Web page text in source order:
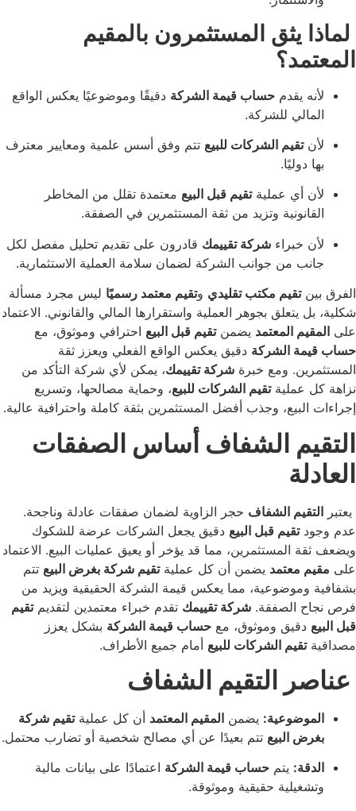
المستثمرون بالمقيم
حساب قيمة الشركةدقيقًا وموضوعيًا يعكس الواقع
للشركة.
تقيم الشركات للبيع تتم وفق أسس علمية ومعايير معترف
عملية تقيم قبل البيعمعتمدة تقلل من المخاطر
وتزيد من ثقة المستثمرين في الصفقة.
شركة تقييمكقادرون على تقديم تحليل مفصل لكل
من جوانب الشركة لضمان سلامة العملية الاستثمارية.
تقيم مكتب تقليديوتقيم معتمد رسميًاليس مجرد مسألة
بجوهر العملية واستقرارها المالي والقانوني. الاعتماد
المعتمديضمنتقيم قبل البيعاحترافي وموثوق، مع
الشركةدقيق يعكس الواقع الفعلي ويعزز ثقة
ومع خبرةشركة تقييمك، يمكن لأي شركة التأكد من
تقيم الشركات للبيع، وحماية مصالحها، وتسريع
وجذب أفضل المستثمرين بثقة كاملة واحترافية عالية.
الشفاف أساس الصفقات
الشفافحجر الزاوية لضمان صفقات عادلة وناجحة.
تقيم قبل البيعدقيق يجعل الشركات عرضة للشكوك
مما قد يؤخر أو يعيق عمليات البيع. الاعتماد
معتمديضمن أن كل عمليةتقيم شركة بغرض البيعتتم
مما يعكس قيمة الشركة الحقيقية ويزيد من
الصفقة.شركة تقييمكتقدم خبراء معتمدين لتقديمتقيم
وموثوق، معحساب قيمة الشركةبشكل يعزز
الشركات للبيع أمام جميع الأطراف.
التقيم الشفاف
يضمنالمقيم المعتمدأن كل عمليةتقيم شركة
البيعتتم بعيدًا عن أي مصالح شخصية أو تضارب محتمل.
يتمحساب قيمة الشركةاعتمادًا على بيانات مالية
حقيقية وموثوقة.